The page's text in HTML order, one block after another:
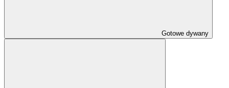
Gotowe dywany